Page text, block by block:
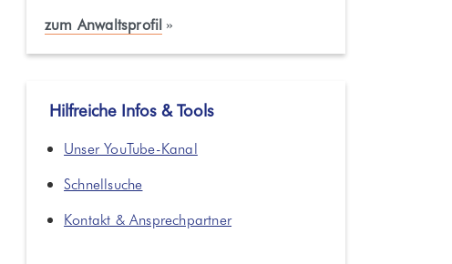
zum Anwaltsprofil
Hilfreiche Infos & Tools
Unser YouTube-Kanal
Schnellsuche
Kontakt & Ansprechpartner